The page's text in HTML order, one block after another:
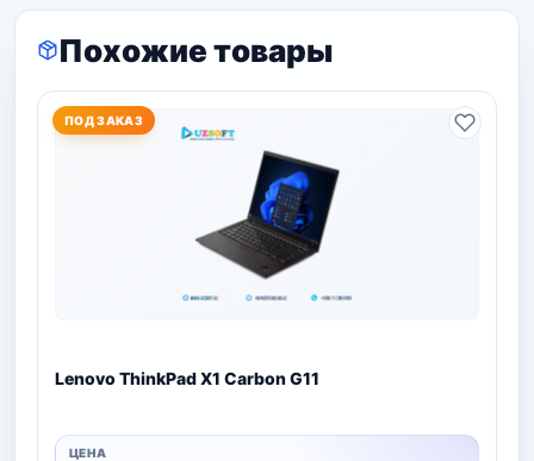
Похожие товары
ПОД ЗАКАЗ
Lenovo ThinkPad X1 Carbon G11